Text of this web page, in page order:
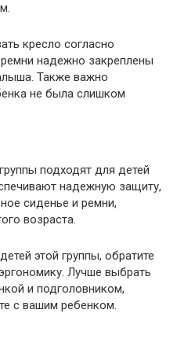
кресло согласно
надежно закреплены
Также важно
не была слишком
подходят для детей
надежную защиту,
сиденье и ремни,
возраста.
этой группы, обратите
Лучше выбрать
и подголовником,
с вашим ребенком.